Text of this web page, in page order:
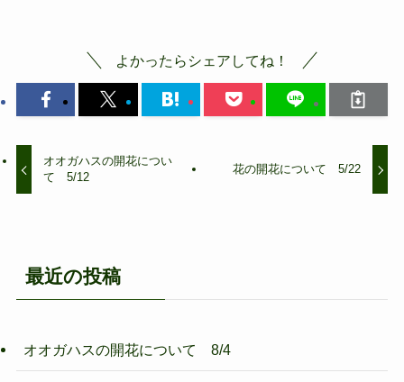
よかったらシェアしてね！
オオガハスの開花につい
て 5/12
花の開花について 5/22
最近の投稿
オオガハスの開花について 8/4